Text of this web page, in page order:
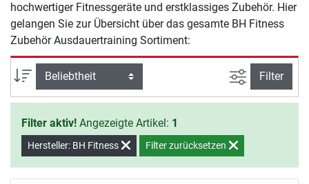
hochwertiger Fitnessgeräte und erstklassiges Zubehör. Hier
gelangen Sie zur Übersicht über das gesamte BH Fitness
Zubehör Ausdauertraining Sortiment:
Sortierung Ansicht
Filter
Filter aktiv! Angezeigte Artikel: 1
Hersteller: BH Fitness Filter zurücksetzen